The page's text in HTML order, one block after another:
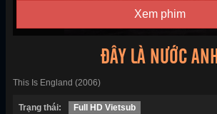
Xem phim
ĐÂY LÀ NƯỚC ANH
This Is England (2006)
Trạng thái:
Full HD Vietsub